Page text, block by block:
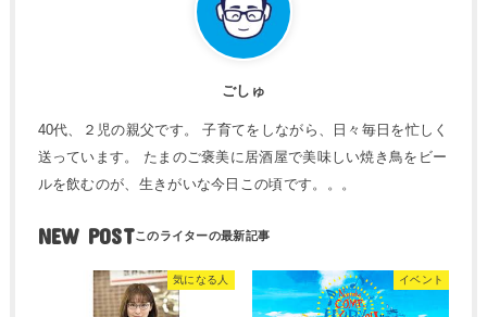
ごしゅ
40代、２児の親父です。 子育てをしながら、日々毎日を忙しく
送っています。 たまのご褒美に居酒屋で美味しい焼き鳥をビー
ルを飲むのが、生きがいな今日この頃です。。。
NEW POST
気になる人 イベント